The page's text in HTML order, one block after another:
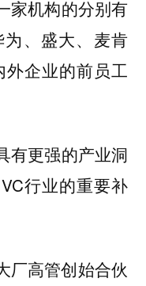
家机构的分别有
、盛大、麦肯
外企业的前员工
有更强的产业洞
行业的重要补
厂高管创始合伙